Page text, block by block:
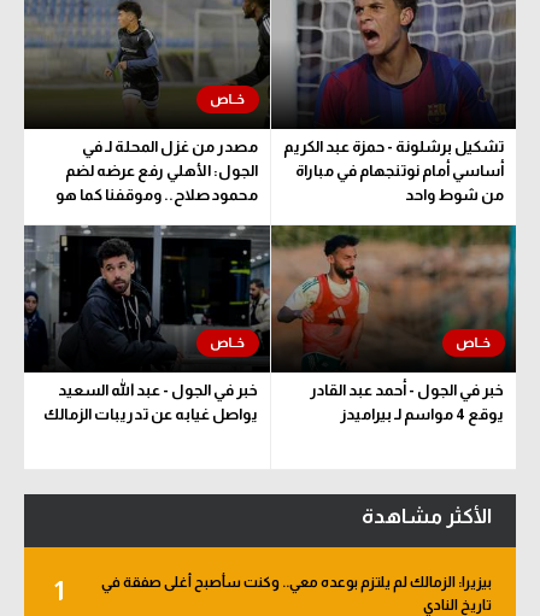
تشكيل برشلونة - حمزة عبد الكريم
أساسي أمام نوتنجهام في مباراة
من شوط واحد
مصدر من غزل المحلة لـ في
الجول: الأهلي رفع عرضه لضم
محمود صلاح.. وموقفنا كما هو
خبر في الجول - أحمد عبد القادر
يوقع 4 مواسم لـ بيراميدز
خبر في الجول - عبد الله السعيد
يواصل غيابه عن تدريبات الزمالك
الأكثر مشاهدة
1
بيزيرا: الزمالك لم يلتزم بوعده معي.. وكنت سأصبح أغلى صفقة في
تاريخ النادي